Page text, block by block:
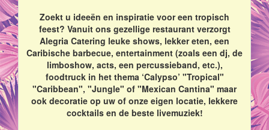
Zoekt u ideeën en inspiratie voor een tropisch
feest? Vanuit ons gezellige restaurant verzorgt
Alegria Catering leuke shows, lekker eten, een
Caribische barbecue, entertainment (zoals een dj, de
limboshow, acts, een percussieband, etc.),
foodtruck in het thema ‘Calypso’ "Tropical"
"Caribbean", "Jungle" of "Mexican Cantina" maar
ook decoratie op uw of onze eigen locatie, lekkere
cocktails en de beste livemuziek!